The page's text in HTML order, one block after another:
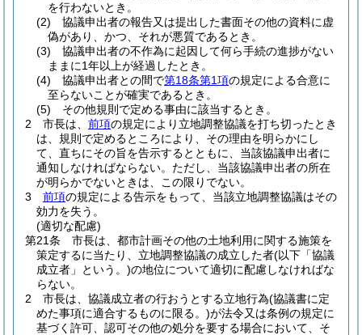
を行わないとき。
(2)
協議申出者の報告又は提出した書面その他の資料に虚
偽があり、かつ、それが悪質であるとき。
(3)
協議申出者の不作為に起因して何ら手続の進捗がない
ままに1年以上が経過したとき。
(4)
協議申出者との間で第18条第1項の規定による合意に
至らないことが確実であるとき。
(5)
その他規則で定める事由に該当するとき。
2
市長は、 前項の規定により立地調整協議を打ち切ったとき
は、規則で定めるところにより、その理由を明らかにし
て、直ちにその旨を告示するとともに、当該協議申出者に
通知しなければならない。 ただし、当該協議申出者の所在
が明らかでないときは、この限りでない。
3
前項の規定による告示をもって、当該立地調整協議はその
効力を失う。
(適切な配慮)
第21条
市長は、都市計画その他の土地利用に関する施策を
策定するに当たり、立地調整協議の成立した者(以下「協議
成立者」という。)の地位について適切に配慮しなければな
らない。
2
市長は、協議成立者の行おうとする立地行為(協議書に定
めた事項に適合するものに限る。)が法令又は条例の規定に
基づく許可、認可その他の処分を要する場合において、そ